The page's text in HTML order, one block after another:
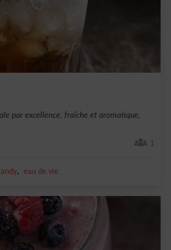
par excellence, fraîche et aromatique,
1
, eau de vie